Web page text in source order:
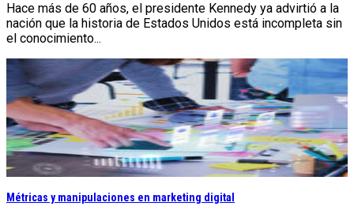
Hace más de 60 años, el presidente Kennedy ya advirtió a la
nación que la historia de Estados Unidos está incompleta sin
el conocimiento...
Métricas y manipulaciones en marketing digital